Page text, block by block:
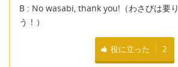
B : No wasabi, thank you!（わさびは要
う！）
役に立った 2